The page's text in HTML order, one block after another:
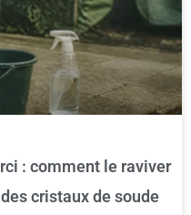
: comment le raviver
cristaux de soude